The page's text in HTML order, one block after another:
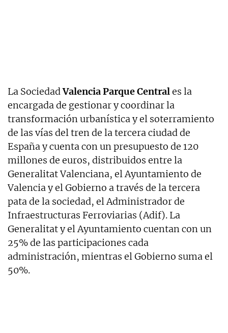
La SociedadValencia Parque Centrales la
encargada de gestionar y coordinar la
transformación urbanística y el soterramiento
de las vías del tren de la tercera ciudad de
España y cuenta con un presupuesto de 120
millones de euros, distribuidos entre la
Generalitat Valenciana, el Ayuntamiento de
Valencia y el Gobierno a través de la tercera
pata de la sociedad, el Administrador de
Infraestructuras Ferroviarias (Adif). La
Generalitat y el Ayuntamiento cuentan con un
25% de las participaciones cada
administración, mientras el Gobierno suma el
50%.